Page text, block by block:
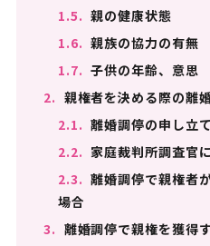
1.5. 親の健康状態
1.6. 親族の協力の有無
1.7. 子供の年齢、意思
2. 親権者を決める際の離
2.1. 離婚調停の申し立て
2.2. 家庭裁判所調査官
2.3. 離婚調停で親権者
場合
3. 離婚調停で親権を獲得